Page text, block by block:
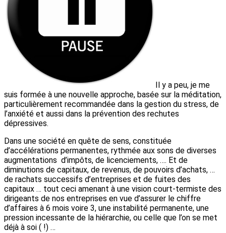
Il y a peu, je me
suis formée à une nouvelle approche, basée sur la méditation,
particulièrement recommandée dans la gestion du stress, de
l’anxiété et aussi dans la prévention des rechutes
dépressives.
Dans une société en quête de sens, constituée
d’accélérations permanentes, rythmée aux sons de diverses
augmentations d’impôts, de licenciements, …. Et de
diminutions de capitaux, de revenus, de pouvoirs d’achats, …
de rachats successifs d’entreprises et de fuites des
capitaux … tout ceci amenant à une vision court-termiste des
dirigeants de nos entreprises en vue d’assurer le chiffre
d’affaires à 6 mois voire 3, une instabilité permanente, une
pression incessante de la hiérarchie, ou celle que l’on se met
déjà à soi ( !) …